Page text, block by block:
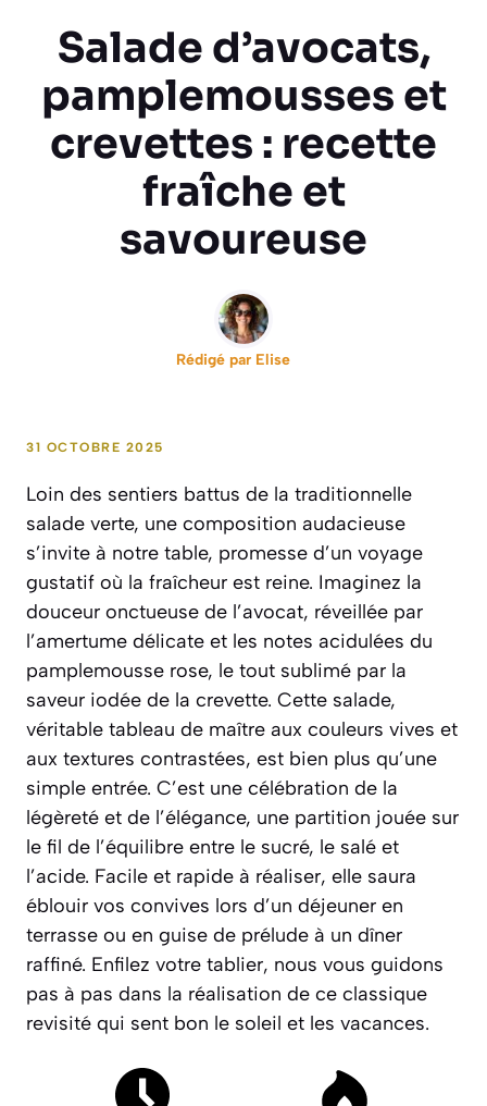
Salade d’avocats,
pamplemousses et
crevettes : recette
fraîche et
savoureuse
Rédigé par Elise
31 OCTOBRE 2025
Loin des sentiers battus de la traditionnelle
salade verte, une composition audacieuse
s’invite à notre table, promesse d’un voyage
gustatif où la fraîcheur est reine. Imaginez la
douceur onctueuse de l’avocat, réveillée par
l’amertume délicate et les notes acidulées du
pamplemousse rose, le tout sublimé par la
saveur iodée de la crevette. Cette salade,
véritable tableau de maître aux couleurs vives et
aux textures contrastées, est bien plus qu’une
simple entrée. C’est une célébration de la
légèreté et de l’élégance, une partition jouée sur
le fil de l’équilibre entre le sucré, le salé et
l’acide. Facile et rapide à réaliser, elle saura
éblouir vos convives lors d’un déjeuner en
terrasse ou en guise de prélude à un dîner
raffiné. Enfilez votre tablier, nous vous guidons
pas à pas dans la réalisation de ce classique
revisité qui sent bon le soleil et les vacances.